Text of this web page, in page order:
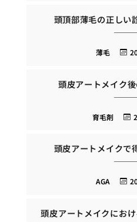
頭頂部薄毛の正しい
薄毛
頭皮アートメイク
育毛剤
頭皮アートメイクで
AGA
頭皮アートメイクにお